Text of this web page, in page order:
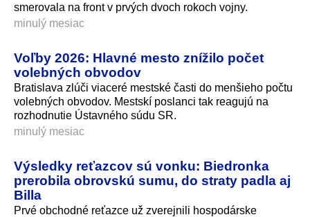
smerovala na front v prvých dvoch rokoch vojny.
minulý mesiac
Voľby 2026: Hlavné mesto znížilo počet
volebných obvodov
Bratislava zlúči viaceré mestské časti do menšieho počtu
volebných obvodov. Mestskí poslanci tak reagujú na
rozhodnutie Ústavného súdu SR.
minulý mesiac
Výsledky reťazcov sú vonku: Biedronka
prerobila obrovskú sumu, do straty padla aj
Billa
Prvé obchodné reťazce už zverejnili hospodárske